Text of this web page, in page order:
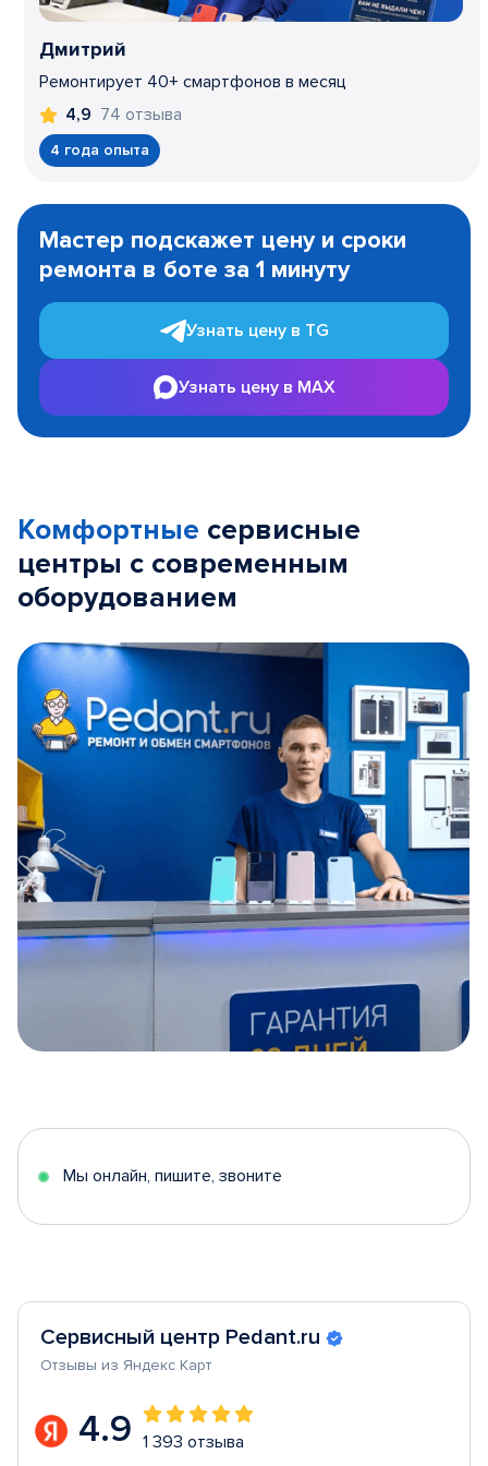
Дмитрий
Ремонтирует 40+ смартфонов в месяц
4,9 74 отзыва
4 года опыта
1
Мастер подскажет цену и сроки
ремонта в боте за 1 минуту
Узнать цену в TG
Узнать цену в MAX
Комфортные сервисные
центры с современным
оборудованием
5
Мы онлайн, пишите, звоните
Сервисный центр Pedant.ru
Отзывы из Яндекс Карт
4.9 1 393 отзыва